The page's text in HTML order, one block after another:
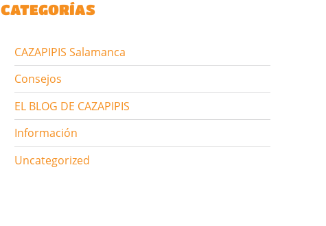
CATEGORÍAS
CAZAPIPIS Salamanca
Consejos
EL BLOG DE CAZAPIPIS
Información
Uncategorized